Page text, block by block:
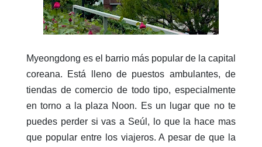
Myeongdong es el barrio más popular de la capital
coreana. Está lleno de puestos ambulantes, de
tiendas de comercio de todo tipo, especialmente
en torno a la plaza Noon. Es un lugar que no te
puedes perder si vas a Seúl, lo que la hace mas
que popular entre los viajeros. A pesar de que la